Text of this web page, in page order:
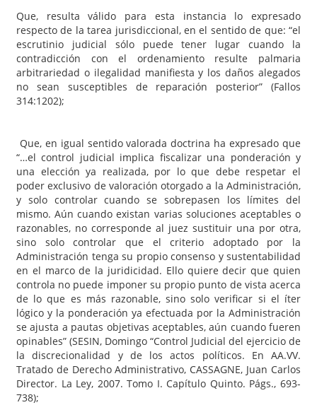
Que, resulta válido para esta instancia lo expresado
respecto de la tarea jurisdiccional, en el sentido de que: “el
escrutinio judicial sólo puede tener lugar cuando la
contradicción con el ordenamiento resulte palmaria
arbitrariedad o ilegalidad manifiesta y los daños alegados
no sean susceptibles de reparación posterior” (Fallos
314:1202);
Que, en igual sentido valorada doctrina ha expresado que
“…el control judicial implica fiscalizar una ponderación y
una elección ya realizada, por lo que debe respetar el
poder exclusivo de valoración otorgado a la Administración,
y solo controlar cuando se sobrepasen los límites del
mismo. Aún cuando existan varias soluciones aceptables o
razonables, no corresponde al juez sustituir una por otra,
sino solo controlar que el criterio adoptado por la
Administración tenga su propio consenso y sustentabilidad
en el marco de la juridicidad. Ello quiere decir que quien
controla no puede imponer su propio punto de vista acerca
de lo que es más razonable, sino solo verificar si el íter
lógico y la ponderación ya efectuada por la Administración
se ajusta a pautas objetivas aceptables, aún cuando fueren
opinables” (SESIN, Domingo “Control Judicial del ejercicio de
la discrecionalidad y de los actos políticos. En AA.VV.
Tratado de Derecho Administrativo, CASSAGNE, Juan Carlos
Director. La Ley, 2007. Tomo I. Capítulo Quinto. Págs., 693-
738);